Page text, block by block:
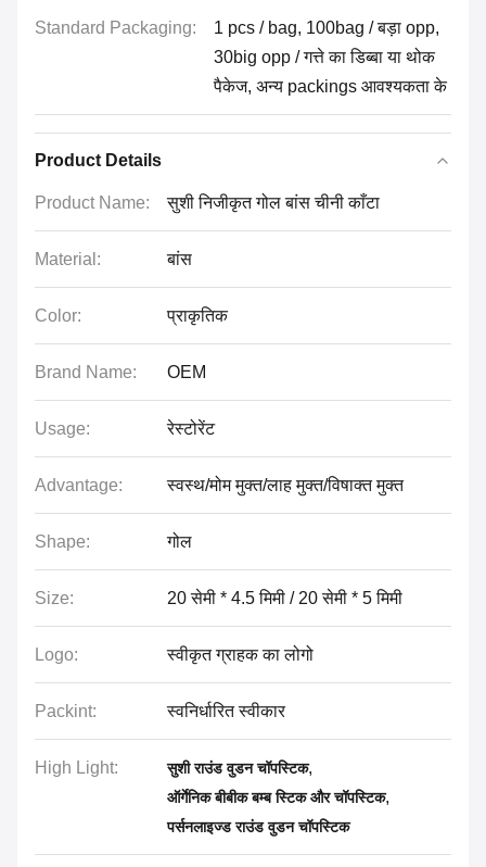
Standard Packaging:
1 pcs / bag, 100bag / बड़ा opp,
30big opp / गत्ते का डिब्बा या थोक
पैकेज, अन्य packings आवश्यकता के
Product Details
Product Name: सुशी निजीकृत गोल बांस चीनी काँटा
Material: बांस
Color: प्राकृतिक
Brand Name: OEM
Usage: रेस्टोरेंट
Advantage: स्वस्थ/मोम मुक्त/लाह मुक्त/विषाक्त मुक्त
Shape: गोल
Size: 20 सेमी * 4.5 मिमी / 20 सेमी * 5 मिमी
Logo: स्वीकृत ग्राहक का लोगो
Packint: स्वनिर्धारित स्वीकार
High Light: सुशी राउंड वुडन चॉपस्टिक,
ऑर्गेनिक बीबीक बम्ब स्टिक और चॉपस्टिक,
पर्सनलाइज्ड राउंड वुडन चॉपस्टिक